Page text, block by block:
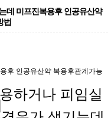
데 미프진복용후 인공유산약
법
후 인공유산약 복용후관계가능
하거나피임실